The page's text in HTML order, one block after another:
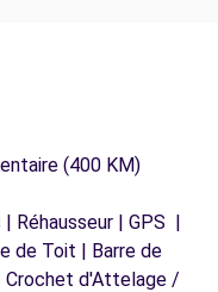
(400 KM)
Réhausseur | GPS |
de Toit | Barre de
Crochet d'Attelage /